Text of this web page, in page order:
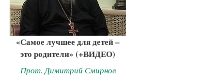
«Самое лучшее для детей –
это родители» (+ВИДЕО)
Прот. Димитрий Смирнов